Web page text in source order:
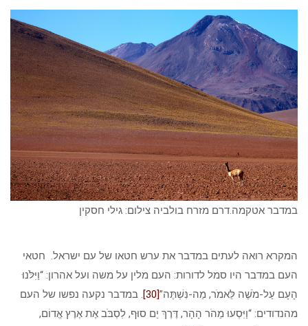
במדבר אטקמה.דרם מזרח בולביה צילום: גילי חסקין
המקרא רואה לעתים במדבר את ערש חטאו של עם ישראל. חטאי
העם במדבר היו סמל לדורות: העם מלין על משה ועל אהרון: “וַיִּלֹּנוּ
הָעָם עַל-מֹשֶׁה לֵּאמֹר, מַה-נִּשְׁתֶּה”[30]
. במדבר נקעה נפשו של העם
מהנדודים: “וַיִּסְעוּ מֵהֹר הָהָר, דֶּרֶךְ יַם סוּף, לִסְבֹּב אֶת אֶרֶץ אֱדוֹם,